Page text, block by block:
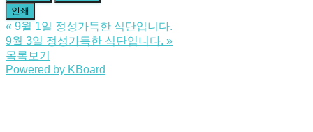
인쇄
« 9월 1일 정성가득한 식단입니다.
9월 3일 정성가득한 식단입니다. »
목록보기
Powered by KBoard